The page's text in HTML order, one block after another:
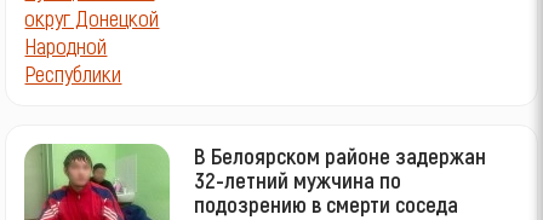
В Белоярском районе задержан
32-летний мужчина по
подозрению в смерти соседа